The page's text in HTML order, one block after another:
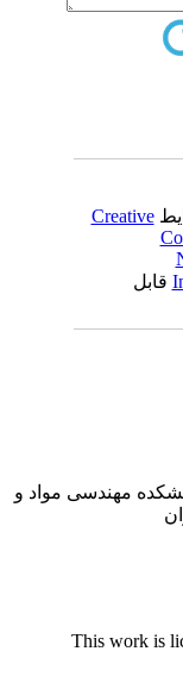
Creative
قابل
مهندسی مواد و
This work is